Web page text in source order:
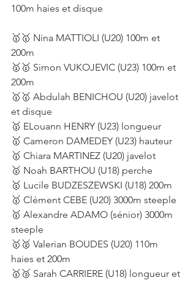
100m haies et disque
🥇🥇 Nina MATTIOLI (U20) 100m et
200m
🥇🥇 Simon VUKOJEVIC (U23) 100m et
200m
🥇🥇 Abdulah BENICHOU (U20) javelot
et disque
🥇 ELouann HENRY (U23) longueur
🥇 Cameron DAMEDEY (U23) hauteur
🥇 Chiara MARTINEZ (U20) javelot
🥇 Noah BARTHOU (U18) perche
🥇 Lucile BUDZESZEWSKI (U18) 200m
🥇 Clément CEBE (U20) 3000m steeple
🥇 Alexandre ADAMO (sénior) 3000m
steeple
🥇🥈 Valerian BOUDES (U20) 110m
haies et 200m
🥇🥉 Sarah CARRIERE (U18) longueur et